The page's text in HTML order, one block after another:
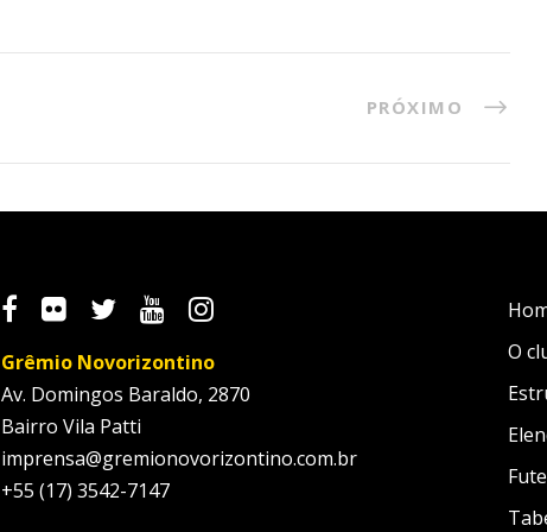
PRÓXIMO
Grêmio Novorizontino
Av. Domingos Baraldo, 2870
Bairro Vila Patti
imprensa@gremionovorizontino.com.br
+55 (17) 3542-7147
O